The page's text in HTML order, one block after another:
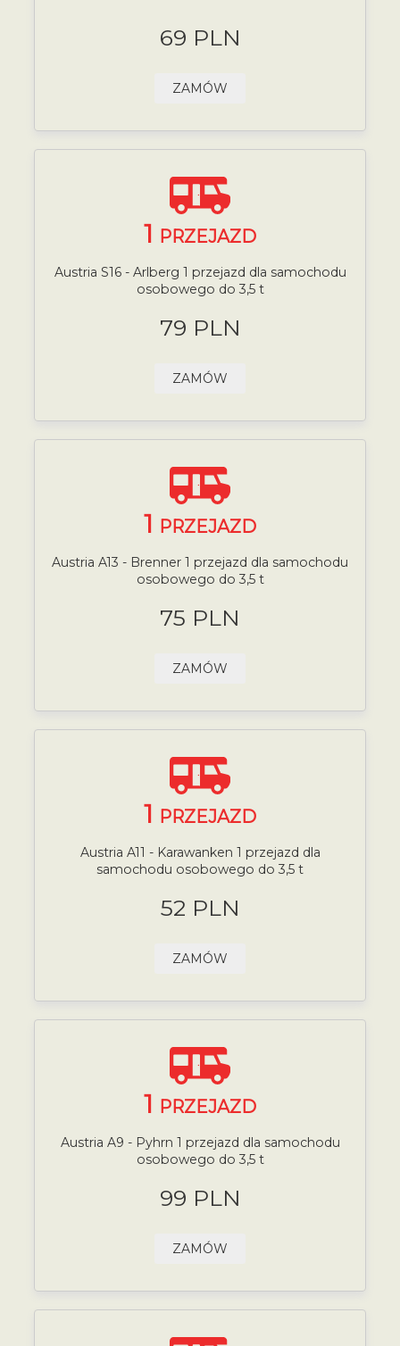
69 PLN
ZAMÓW
1 PRZEJAZD
Austria S16 - Arlberg 1 przejazd dla samochodu
osobowego do 3,5 t
79 PLN
ZAMÓW
1 PRZEJAZD
Austria A13 - Brenner 1 przejazd dla samochodu
osobowego do 3,5 t
75 PLN
ZAMÓW
1 PRZEJAZD
Austria A11 - Karawanken 1 przejazd dla
samochodu osobowego do 3,5 t
52 PLN
ZAMÓW
1 PRZEJAZD
Austria A9 - Pyhrn 1 przejazd dla samochodu
osobowego do 3,5 t
99 PLN
ZAMÓW